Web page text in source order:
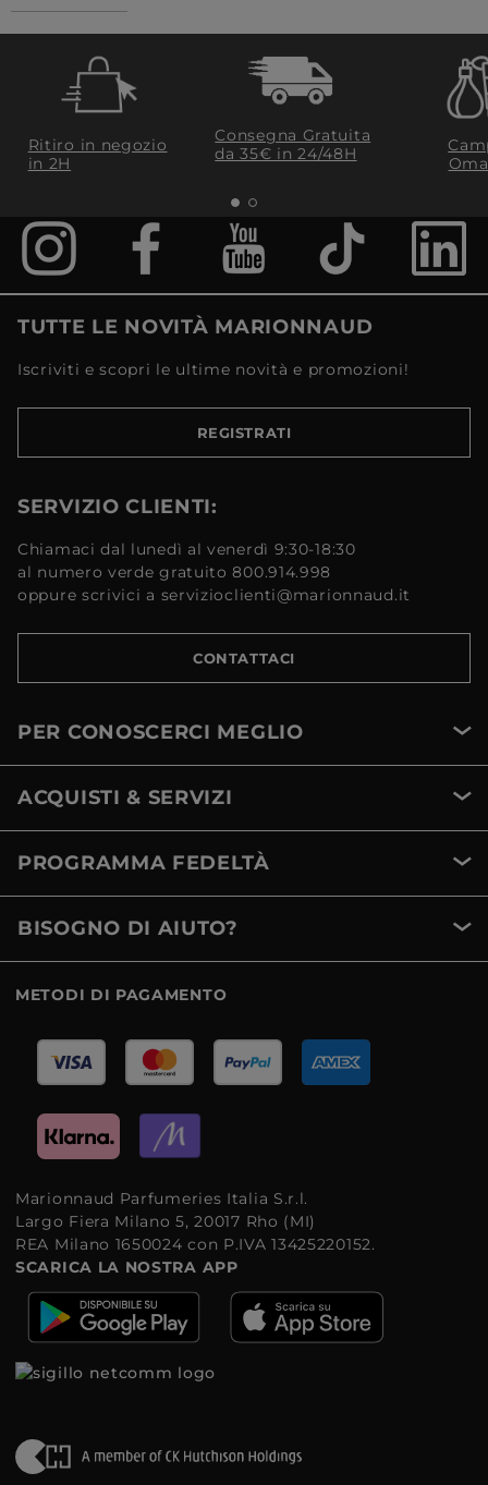
Ritiro in negozio
in 2H
Consegna Gratuita
da 35€​ in 24/48H
TUTTE LE NOVITÀ MARIONNAUD
Iscriviti e scopri le ultime novità e promozioni!
REGISTRATI
SERVIZIO CLIENTI:
Chiamaci dal lunedì al venerdì 9:30-18:30
al numero verde gratuito 800.914.998
oppure scrivici a servizioclienti@marionnaud.it
CONTATTACI
PER CONOSCERCI MEGLIO
ACQUISTI & SERVIZI
PROGRAMMA FEDELTÀ
BISOGNO DI AIUTO?
METODI DI PAGAMENTO
Marionnaud Parfumeries Italia S.r.l.
Largo Fiera Milano 5, 20017 Rho (MI)
REA Milano 1650024 con P.IVA 13425220152.
SCARICA LA NOSTRA APP